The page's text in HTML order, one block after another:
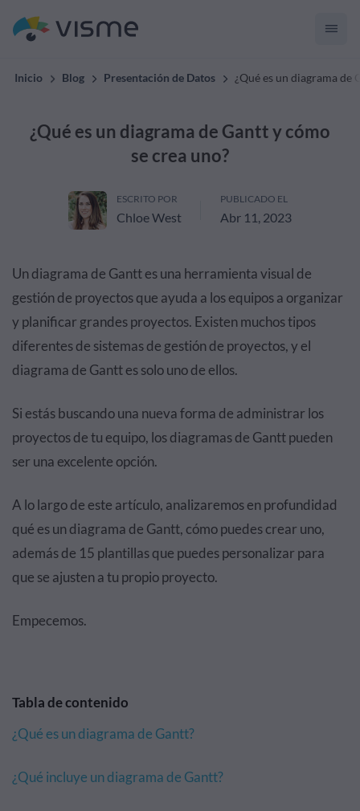
Inicio Blog Presentación de Datos ¿Qué es un diagrama de
¿Qué es un diagrama de Gantt y cómo
se crea uno?
ESCRITO POR
Chloe West
PUBLICADO EL
Abr 11, 2023
Un diagrama de Gantt es una herramienta visual de
gestión de proyectosque ayuda a los equipos a organizar
y planificar grandes proyectos. Existen muchos tipos
diferentes de sistemas de gestión de proyectos, y el
diagrama de Gantt es solo uno de ellos.
Si estás buscando una nueva forma de administrar los
proyectos de tu equipo, los diagramas de Gantt pueden
ser una excelente opción.
A lo largo de este artículo, analizaremos en profundidad
qué es un diagrama de Gantt, cómo puedes crear uno,
además de 15 plantillas que puedes personalizar para
que se ajusten a tu propio proyecto.
Empecemos.
Tabla de contenido
¿Qué es un diagrama de Gantt?
¿Qué incluye un diagrama de Gantt?